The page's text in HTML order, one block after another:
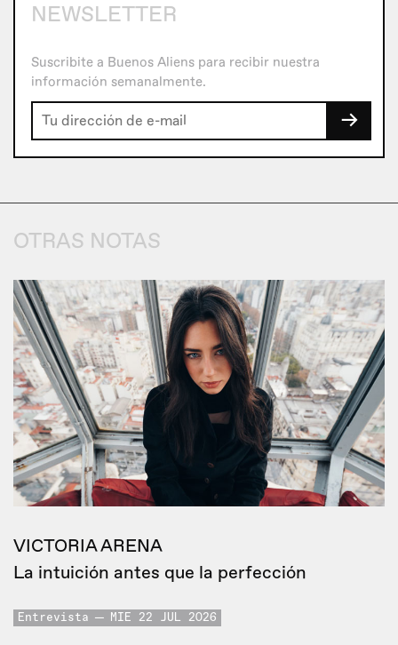
NEWSLETTER
Suscribite a Buenos Aliens para recibir nuestra
información semanalmente.
→
OTRAS NOTAS
VICTORIA ARENA
La intuición antes que la perfección
Entrevista MIE 22 JUL 2026